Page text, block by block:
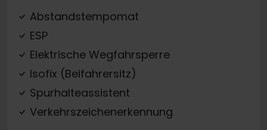
Abstandstempomat
ESP
Elektrische Wegfahrsperre
Isofix (Beifahrersitz)
Spurhalteassistent
Verkehrszeichenerkennung